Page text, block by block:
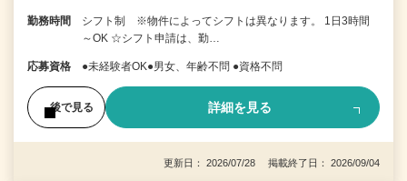
勤務時間
シフト制 ※物件によってシフトは異なります。 1日3時間
～OK ☆シフト申請は、勤…
応募資格 ●未経験者OK●男女、年齢不問 ●資格不問
後で見る 詳細を見る
更新日： 2026/07/28 掲載終了日： 2026/09/04